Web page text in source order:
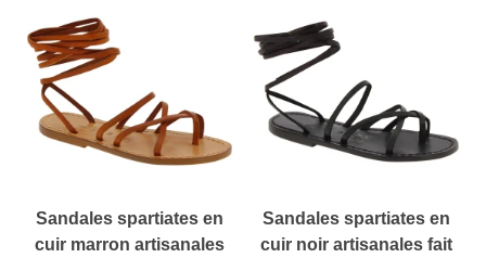
Sandales spartiates en
cuir marron artisanales
Sandales spartiates en
cuir noir artisanales fait